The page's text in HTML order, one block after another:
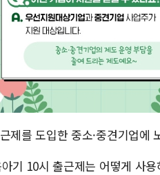
제를 도입한 중소·중견기업에
기 10시 출근제는 어떻게 사용